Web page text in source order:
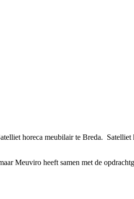
horeca meubilair te Breda.
Meuviro heeft samen met de